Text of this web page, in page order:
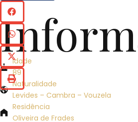
Idade
89
Naturalidade
Levides – Cambra – Vouzela
Residência
Oliveira de Frades